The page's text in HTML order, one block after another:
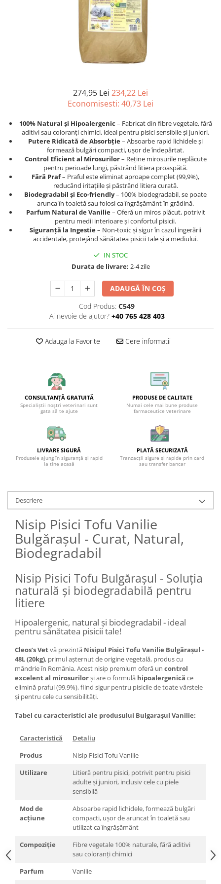
Suplimente nutritive
Vitamine și minerale
Hrană
Hrană umedă
Hrană uscată
Recompense și snack-uri
Igienă orală
Șampoane și balsamuri
Suplimente nutritive
Vitamine și minerale
Hrană
Hrană umedă
Hrană uscată
Igienă
Așternut Tofu / Nisip
Igienă orală
Șampoane și balsamuri
274,95 Lei234,22 Lei
Economisesti: 40,73 Lei
100% Natural și Hipoalergenic – Fabricat din fibre vegetale, fără
aditivi sau coloranți chimici, ideal pentru pisici sensibile și juniori.
Putere Ridicată de Absorbție– Absoarbe rapid lichidele și
formează bulgări compacti, ușor de îndepărtat.
Control Eficient al Mirosurilor– Reține mirosurile neplăcute
pentru perioade lungi, păstrând litiera proaspătă.
Fără Praf– Praful este eliminat aproape complet (99,9%),
reducând iritațiile și păstrând litiera curată.
Biodegradabil și Eco-friendly– 100% biodegradabil, se poate
arunca în toaletă sau folosi ca îngrășământ în grădină.
Parfum Natural de Vanilie– Oferă un miros plăcut, potrivit
pentru medii interioare și confortul pisicii.
Siguranță la Ingestie– Non-toxic și sigur în cazul ingerării
accidentale, protejând sănătatea pisicii tale și a mediului.
IN STOC
Durata de livrare: 2-4 zile
ADAUGĂ ÎN COȘ
Cod Produs: C549
Ai nevoie de ajutor? +40 765 428 403
Adauga la Favorite Cere informatii
CONSULTANȚĂ GRATUITĂ
Specialiștii noștri veterinari sunt
gata să te ajute
PRODUSE DE CALITATE
Numai cele mai bune produse
farmaceutice veterinare
LIVRARE SIGURĂ
Produsele ajung în siguranță și rapid
la tine acasă
PLATĂ SECURIZATĂ
Tranzacții sigure și rapide prin card
sau transfer bancar
Descriere
Nisip Pisici Tofu Vanilie
Bulgărașul - Curat, Natural,
Biodegradabil
Nisip Pisici Tofu Bulgărașul - Soluția
naturală și biodegradabilă pentru
litiere
Hipoalergenic, natural și biodegradabil - ideal
pentru sănătatea pisicii tale!
Cleos’s Vetvă prezintă Nisipul Pisici Tofu Vanilie Bulgărașul -
48L (20kg), primul așternut de origine vegetală, produs cu
mândrie în România. Acest nisip premium oferă un control
excelent al mirosurilorși are o formulă hipoalergenică ce
elimină praful (99,9%), fiind sigur pentru pisicile de toate vârstele
și pentru cele cu sensibilități.
Tabel cu caracteristici ale produsului Bulgarașul Vanilie:
Caracteristică
Detaliu
Produs
Nisip Pisici Tofu Vanilie
Utilizare
Litieră pentru pisici, potrivit pentru pisici
adulte și juniori, inclusiv cele cu piele
sensibilă
Mod de
acțiune
Absoarbe rapid lichidele, formează bulgări
compacti, ușor de aruncat în toaletă sau
utilizat ca îngrășământ
Compoziție
Fibre vegetale 100% naturale, fără aditivi
sau coloranți chimici
Parfum
Vanilie